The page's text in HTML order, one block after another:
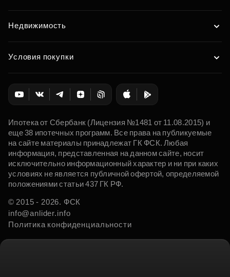
Недвижимость
Условия покупки
Ипотека от Сбербанк (Лицензия №1481 от 11.08.2015) и
еще 38 ипотечных программ. Все права на публикуемые
на сайте материалы принадлежат ГК ФСК. Любая
информация, представленная на данном сайте, носит
исключительно информационный характер и ни при каких
условиях не является публичной офертой, определяемой
положениями статьи 437 ГК РФ.
© 2015 - 2026. ФСК
info@anlider.info
Политика конфиденциальности